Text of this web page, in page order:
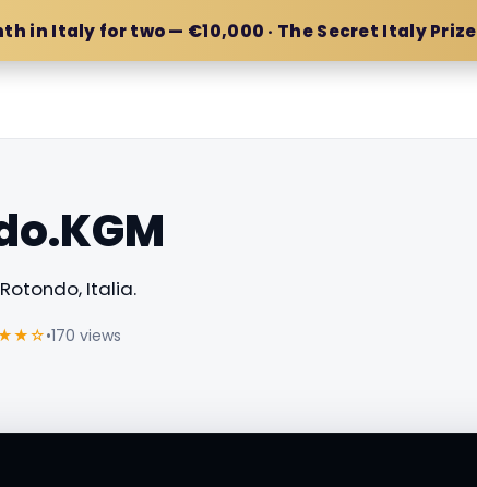
in Italy for two — €10,000 · The Secret Italy Prize
Italia.
•170 views